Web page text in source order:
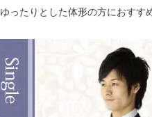
ゆったりとした体形の方におすす